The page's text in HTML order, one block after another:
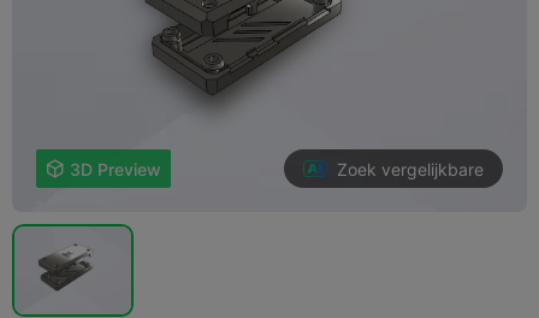
 3D Preview Zoek vergelijkbare